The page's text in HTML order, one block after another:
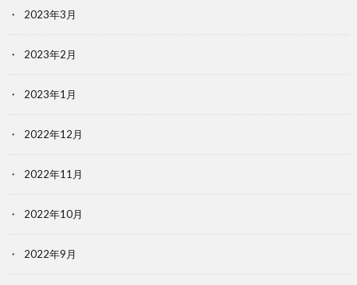
2023年3月
2023年2月
2023年1月
2022年12月
2022年11月
2022年10月
2022年9月